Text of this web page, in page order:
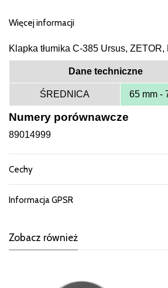
Więcej informacji
Klapka tłumika C-385 Ursus, ZETOR,
Dane techniczne
ŚREDNICA 65 mm -
Numery porównawcze
89014999
Cechy
Informacja GPSR
Zobacz również